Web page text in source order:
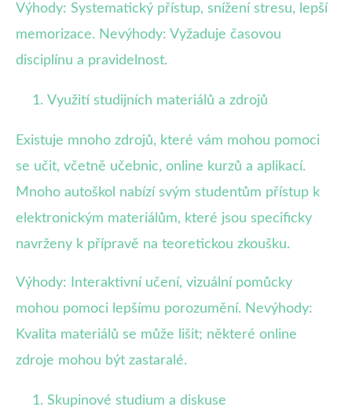
Výhody: Systematický přístup, snížení stresu, lepší
memorizace. Nevýhody: Vyžaduje časovou
disciplínu a pravidelnost.
Využití studijních materiálů a zdrojů
Existuje mnoho zdrojů, které vám mohou pomoci
se učit, včetně učebnic, online kurzů a aplikací.
Mnoho autoškol nabízí svým studentům přístup k
elektronickým materiálům, které jsou specificky
navrženy k přípravě na teoretickou zkoušku.
Výhody: Interaktivní učení, vizuální pomůcky
mohou pomoci lepšímu porozumění. Nevýhody:
Kvalita materiálů se může lišit; některé online
zdroje mohou být zastaralé.
Skupinové studium a diskuse